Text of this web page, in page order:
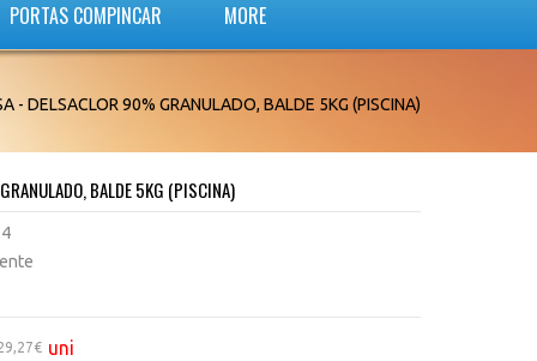
PORTAS COMPINCAR MORE
- DELSACLOR 90% GRANULADO, BALDE 5KG (PISCINA)
BALDE 5KG (PISCINA)
uni